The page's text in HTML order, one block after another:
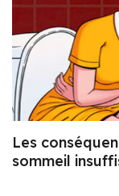
Les
sommeil